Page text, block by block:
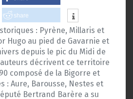
share
: Pyrène, Millaris et
Hugo au pied de Gavarnie et
depuis le pic du Midi de
décrivent ce territoire
composé de la Bigorre et
: Aure, Barousse, Nestes et
Bertrand Barère a su